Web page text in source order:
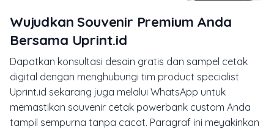
Wujudkan Souvenir Premium Anda
Bersama Uprint.id
Dapatkan konsultasi desain gratis dan sampel cetak
digital dengan menghubungi tim product specialist
Uprint.id sekarang juga melalui WhatsApp untuk
memastikan souvenir cetak powerbank custom Anda
tampil sempurna tanpa cacat. Paragraf ini meyakinkan